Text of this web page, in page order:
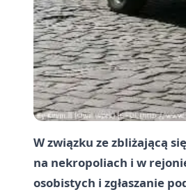
W związku ze zbliżającą
na nekropoliach i w
osobistych i zgłaszanie